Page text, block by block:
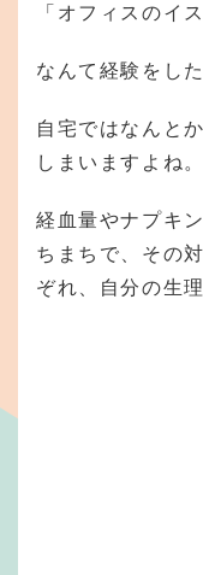
「オフィスのイ
なんて経験をし
自宅ではなんと
しまいますよね。
経血量やナプキ
ちまちで、その
ぞれ、自分の生